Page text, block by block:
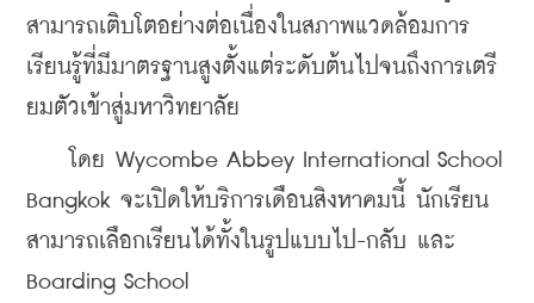
สามารถเติบโตอย่างต่อเนื่องในสภาพแวดล้อมการ
เรียนรู้ที่มีมาตรฐานสูงตั้งแต่ระดับต้นไปจนถึงการเตรี
ยมตัวเข้าสู่มหาวิทยาลัย
โดย Wycombe Abbey International School
Bangkok จะเปิดให้บริการเดือนสิงหาคมนี้ นักเรียน
สามารถเลือกเรียนได้ทั้งในรูปแบบไป-กลับ และ
Boarding School